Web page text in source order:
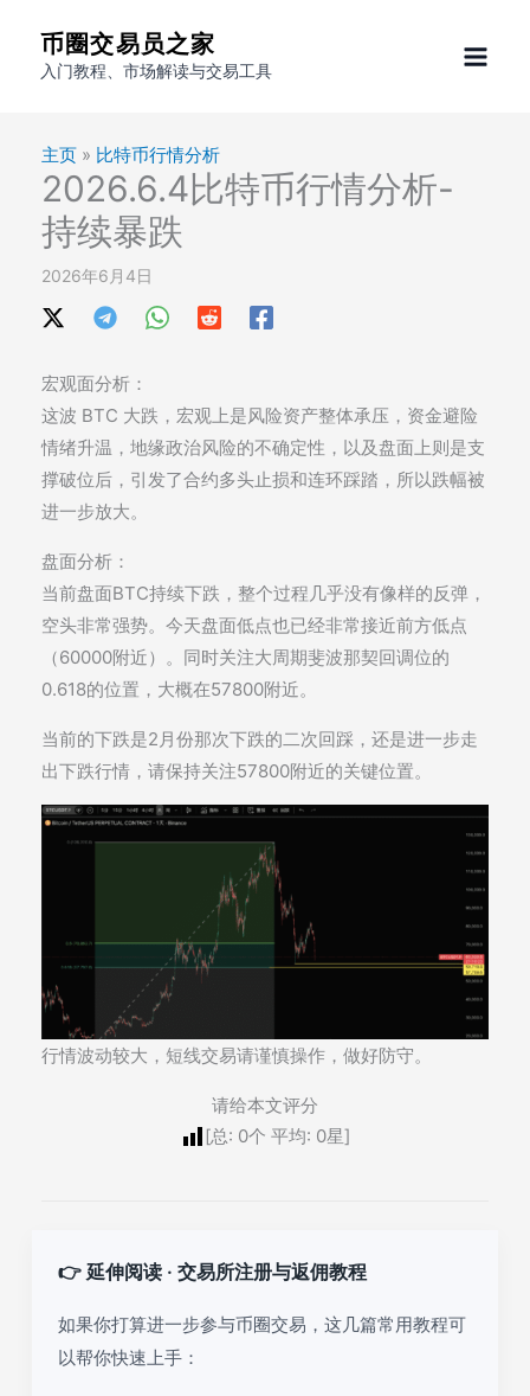
币圈交易员之家
入门教程、市场解读与交易工具
主页 » 比特币行情分析
2026.6.4比特币行情分析-
持续暴跌
2026年6月4日
宏观面分析：
这波 BTC 大跌，宏观上是风险资产整体承压，资金避险
情绪升温，地缘政治风险的不确定性，以及盘面上则是支
撑破位后，引发了合约多头止损和连环踩踏，所以跌幅被
进一步放大。
盘面分析：
当前盘面BTC持续下跌，整个过程几乎没有像样的反弹，
空头非常强势。今天盘面低点也已经非常接近前方低点
（60000附近）。同时关注大周期斐波那契回调位的
0.618的位置，大概在57800附近。
当前的下跌是2月份那次下跌的二次回踩，还是进一步走
出下跌行情，请保持关注57800附近的关键位置。
行情波动较大，短线交易请谨慎操作，做好防守。
请给本文评分
[总: 0个 平均: 0星]
👉 延伸阅读 · 交易所注册与返佣教程
如果你打算进一步参与币圈交易，这几篇常用教程可
以帮你快速上手：